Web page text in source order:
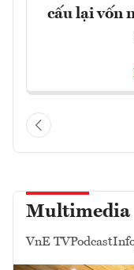
cấu lại vốn
Multimedia
VnE TVPodcast